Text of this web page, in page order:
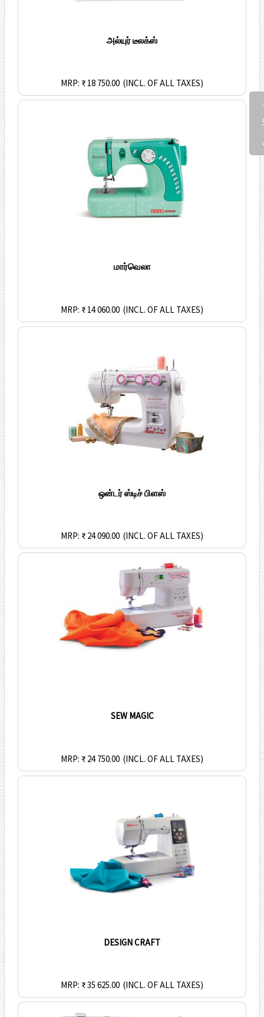
அல்யுர் டீலக்ஸ்
MRP: ₹ 18 750.00 (INCL. OF ALL TAXES)
மார்வெலா
MRP: ₹ 14 060.00 (INCL. OF ALL TAXES)
ஒன்டர் ஸ்டிச் பிளஸ்
MRP: ₹ 24 090.00 (INCL. OF ALL TAXES)
SEW MAGIC
MRP: ₹ 24 750.00 (INCL. OF ALL TAXES)
DESIGN CRAFT
MRP: ₹ 35 625.00 (INCL. OF ALL TAXES)